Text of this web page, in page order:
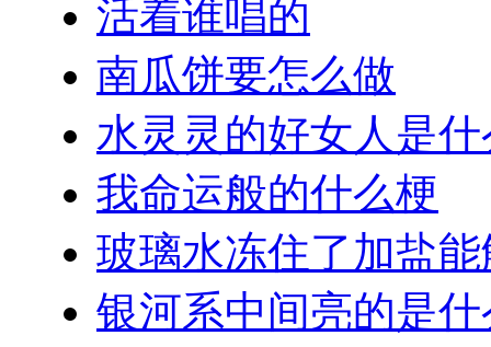
活着谁唱的
南瓜饼要怎么做
水灵灵的好女人是
我命运般的什么梗
玻璃水冻住了加盐
银河系中间亮的是什